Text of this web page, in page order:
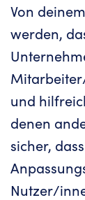
Von
werden,
und
denen
sicher,
Nutzer/